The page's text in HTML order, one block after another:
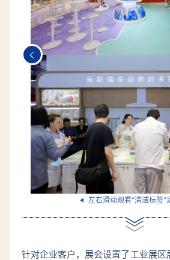
左右滑动观看“清洁标签”
针对企业客户，展会设置了工业展区